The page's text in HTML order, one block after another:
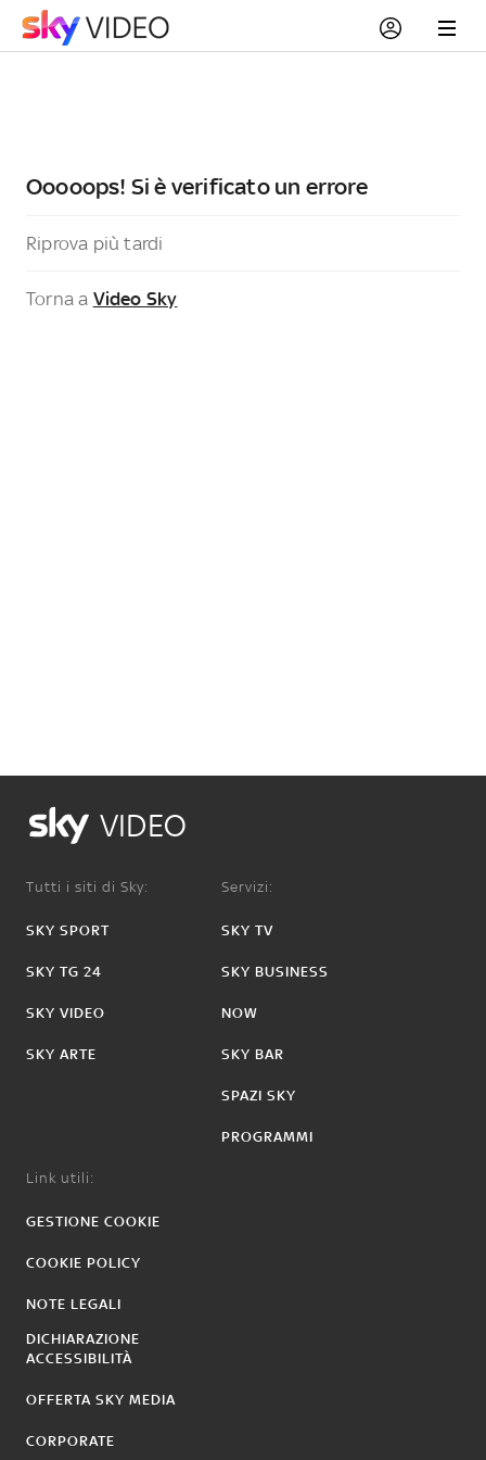
Ooooops! Si è verificato un errore
Riprova più tardi
Torna a Video Sky
VIDEO
Tutti i siti di Sky:
SKY SPORT
SKY TG 24
SKY VIDEO
SKY ARTE
Servizi:
SKY TV
SKY BUSINESS
NOW
SKY BAR
SPAZI SKY
PROGRAMMI
Link utili:
GESTIONE COOKIE
COOKIE POLICY
NOTE LEGALI
DICHIARAZIONE
ACCESSIBILITÀ
OFFERTA SKY MEDIA
CORPORATE